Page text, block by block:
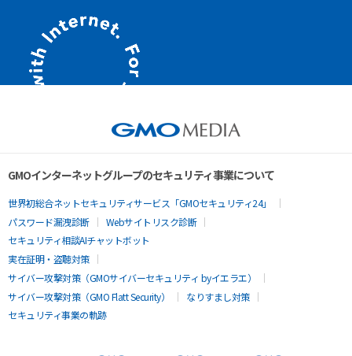
GMOインターネットグループのセキュリティ事業について
世界初総合ネットセキュリティサービス「GMOセキュリティ24」
パスワード漏洩診断
Webサイトリスク診断
セキュリティ相談AIチャットボット
実在証明・盗聴対策
サイバー攻撃対策（GMOサイバーセキュリティ byイエラエ）
サイバー攻撃対策（GMO Flatt Security）
なりすまし対策
セキュリティ事業の軌跡